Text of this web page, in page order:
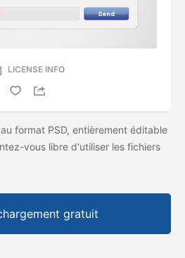
LICENSE INFO
format PSD, entièrement éditable
vous libre d'utiliser les fichiers
gratuit